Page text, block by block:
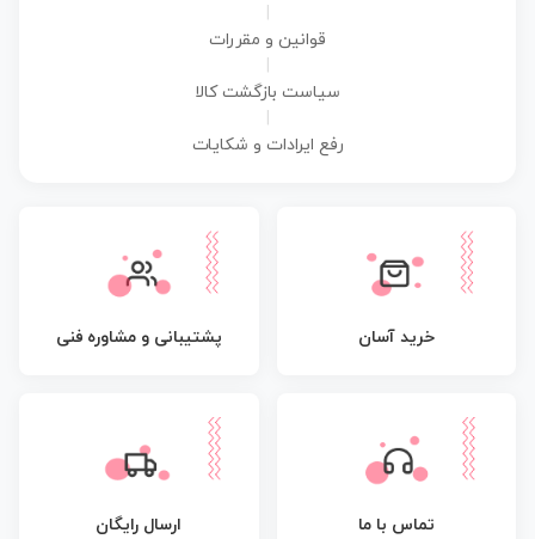
قوانین و مقررات
سیاست بازگشت کالا
رفع ایرادات و شکایات
خرید آسان پشتیبانی و مشاوره فنی
تماس با ما ارسال رایگان